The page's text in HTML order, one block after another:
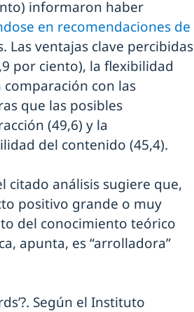
informaron haber
en recomendaciones de
Las ventajas clave percibidas
por ciento), la flexibilidad
comparación con las
que las posibles
(49,6) y la
del contenido (45,4).
citado análisis sugiere que,
positivo grande o muy
del conocimiento teórico
apunta, es “arrolladora”
Según el Instituto